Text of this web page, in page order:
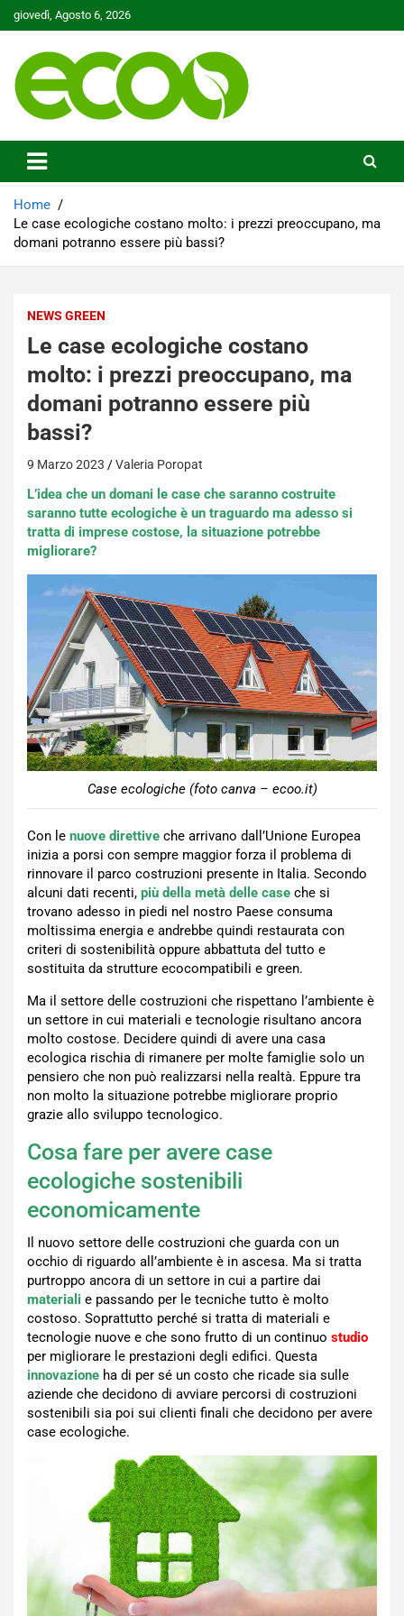
Skip
to
giovedì, Agosto 6, 2026
Ecoo.it
Home
Le case ecologiche costano molto: i prezzi preoccupano, ma
domani potranno essere più bassi?
NEWS GREEN
Le case ecologiche costano
molto: i prezzi preoccupano, ma
domani potranno essere più
bassi?
9 Marzo 2023 Valeria Poropat
L’idea che un domani le case che saranno costruite
saranno tutte ecologiche è un traguardo ma adesso si
tratta di imprese costose, la situazione potrebbe
migliorare?
Case ecologiche (foto canva – ecoo.it)
Con le nuove direttive che arrivano dall’Unione Europea
inizia a porsi con sempre maggior forza il problema di
rinnovare il parco costruzioni presente in Italia. Secondo
alcuni dati recenti, più della metà delle case che si
trovano adesso in piedi nel nostro Paese consuma
moltissima energia e andrebbe quindi restaurata con
criteri di sostenibilità oppure abbattuta del tutto e
sostituita da strutture ecocompatibili e green.
Ma il settore delle costruzioni che rispettano l’ambiente è
un settore in cui materiali e tecnologie risultano ancora
molto costose. Decidere quindi di avere una casa
ecologica rischia di rimanere per molte famiglie solo un
pensiero che non può realizzarsi nella realtà. Eppure tra
non molto la situazione potrebbe migliorare proprio
grazie allo sviluppo tecnologico.
Cosa fare per avere case
ecologiche sostenibili
economicamente
Il nuovo settore delle costruzioni che guarda con un
occhio di riguardo all’ambiente è in ascesa. Ma si tratta
purtroppo ancora di un settore in cui a partire dai
materiali e passando per le tecniche tutto è molto
costoso. Soprattutto perché si tratta di materiali e
tecnologie nuove e che sono frutto di un continuo studio
per migliorare le prestazioni degli edifici. Questa
innovazione ha di per sé un costo che ricade sia sulle
aziende che decidono di avviare percorsi di costruzioni
sostenibili sia poi sui clienti finali che decidono per avere
case ecologiche.